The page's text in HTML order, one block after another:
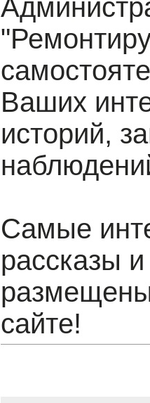
Ваших
историй,
Самые
рассказы и
сайте!